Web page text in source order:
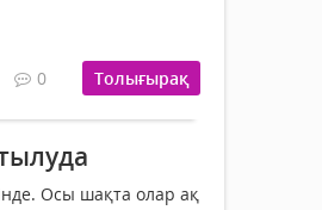
0 Толығырақ
Осы шақта олар ақ